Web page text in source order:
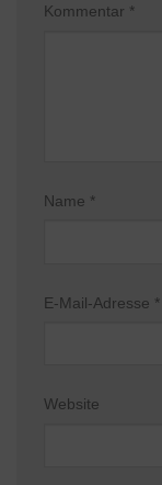
Kommentar *
Name *
E-Mail-Adresse *
Website